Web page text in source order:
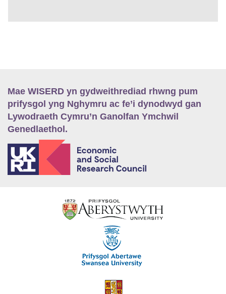
Mae WISERD yn gydweithrediad rhwng pum
prifysgol yng Nghymru ac fe’i dynodwyd gan
Lywodraeth Cymru’n Ganolfan Ymchwil
Genedlaethol.